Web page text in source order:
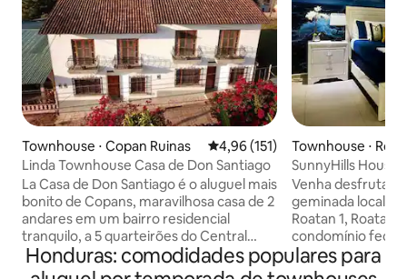
Townhouse ⋅ Copan Ruinas 4,96 de uma avaliação média de
4,96 (151)
Linda Townhouse Casa de Don Santiago
La Casa de Don Santiago é o aluguel mais
bonito de Copans, maravilhosa casa de 2
andares em um bairro residencial
tranquilo, a 5 quarteirões do Central
Park. Foi construído propositadamente
pelo proprietário como uma unidade de
Townhouse ⋅
SunnyHills House
Venha desfrutar
geminada
Roatan 1, Roatan.
condomínio
de segurança 24
semana. Está
Honduras: comodidades populares para